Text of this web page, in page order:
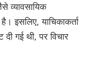
व्यावसायिक
इसलिए, याचिकाकर्ता
गई थी, पर विचार